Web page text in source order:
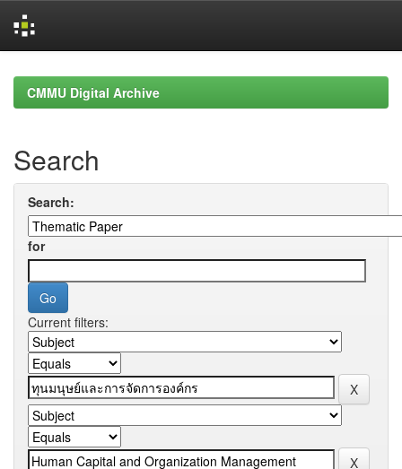
navigationCMMU Digital Archive
Search
Search:
for
Current filters: